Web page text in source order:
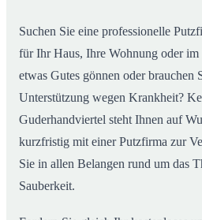
Suchen Sie eine professionelle
für Ihr Haus, Ihre Wohnung oder
etwas Gutes gönnen oder brauchen
Unterstützung wegen Krankheit?
Guderhandviertel steht Ihnen auf
kurzfristig mit einer Putzfirma zur
Sie in allen Belangen rund um das
Sauberkeit.